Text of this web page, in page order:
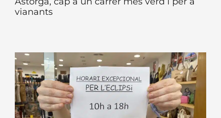
vianants